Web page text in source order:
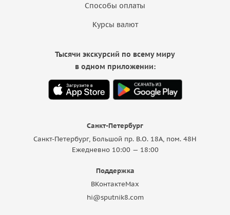
Способы оплаты
Курсы валют
Санкт-Петербург
Санкт-Петербург, Большой пр. В.О. 18A, пом. 48Н
Ежедневно 10:00 — 18:00
Поддержка
ВКонтактеMax
hi@sputnik8.com
Тысячи экскурсий по всему миру
в одном приложении: